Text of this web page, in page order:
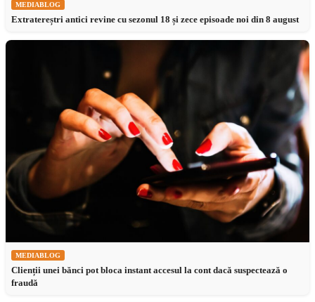
MEDIABLOG
Extratereștri antici revine cu sezonul 18 și zece episoade noi din 8 august
MEDIABLOG
Clienții unei bănci pot bloca instant accesul la cont dacă suspectează o
fraudă